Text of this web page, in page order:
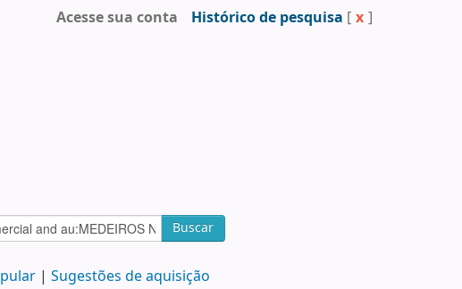
Acesse sua conta Histórico de pesquisa [ x ]
Buscar
Sugestões de aquisição